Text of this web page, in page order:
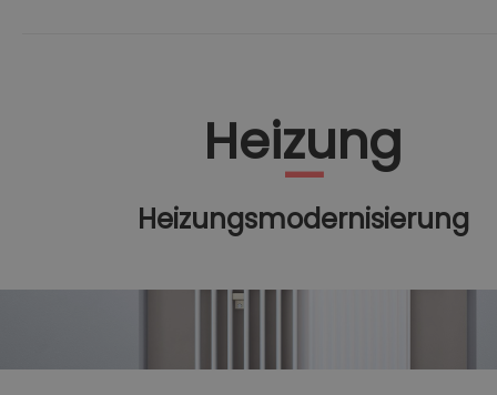
Heizung
Heizungsmodernisierung